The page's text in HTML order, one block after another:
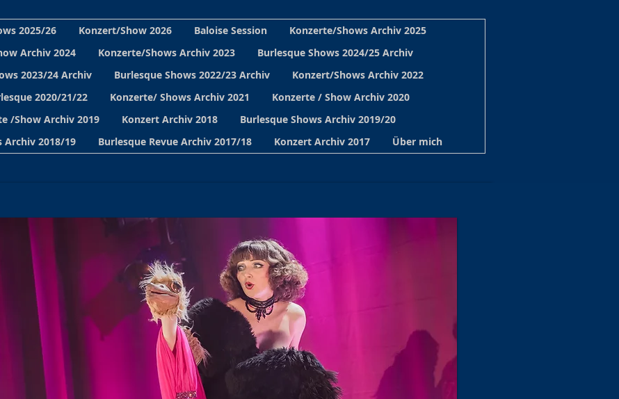
2025/26 Konzert/Show 2026 Baloise Session
Konzerte/Shows Archiv 2025
Archiv 2024
Konzerte/Shows Archiv 2023
Burlesque Shows 2024/25 Archiv
2023/24 Archiv
Burlesque Shows 2022/23 Archiv
Konzert/Shows Archiv 2022
2020/21/22
Konzerte/ Shows Archiv 2021
Konzerte / Show Archiv 2020
/Show Archiv 2019
Konzert Archiv 2018
Burlesque Shows Archiv 2019/20
Archiv 2018/19
Burlesque Revue Archiv 2017/18 Konzert Archiv 2017 Über mich